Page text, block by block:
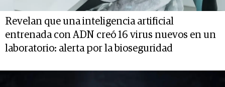
Revelan que una inteligencia artificial
entrenada con ADN creó 16 virus nuevos en un
laboratorio: alerta por la bioseguridad